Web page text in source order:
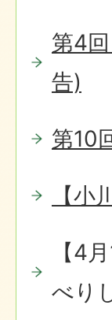
第4
告)
第10
【
【4
べり